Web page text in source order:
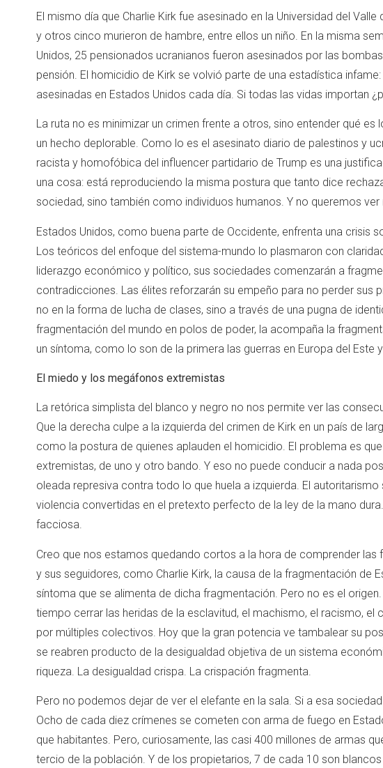
El mismo día que Charlie Kirk fue asesinado en la Universidad del
y otros cinco murieron de hambre, entre ellos un niño. En la misma
Unidos, 25 pensionados ucranianos fueron asesinados por las
pensión. El homicidio de Kirk se volvió parte de una estadística
asesinadas en Estados Unidos cada día. Si todas las vidas importan
La ruta no es minimizar un crimen frente a otros, sino entender qué es
un hecho deplorable. Como lo es el asesinato diario de palestinos y
racista y homofóbica del influencer partidario de Trump es una
una cosa: está reproduciendo la misma postura que tanto dice
sociedad, sino también como individuos humanos. Y no queremos
Estados Unidos, como buena parte de Occidente, enfrenta una crisis
Los teóricos del enfoque del sistema-mundo lo plasmaron con
liderazgo económico y político, sus sociedades comenzarán a
contradicciones. Las élites reforzarán su empeño para no perder sus
no en la forma de lucha de clases, sino a través de una pugna de
fragmentación del mundo en polos de poder, la acompaña la
un síntoma, como lo son de la primera las guerras en Europa del Este
El miedo y los megáfonos extremistas
La retórica simplista del blanco y negro no nos permite ver las
Que la derecha culpe a la izquierda del crimen de Kirk en un país de
como la postura de quienes aplauden el homicidio. El problema es
extremistas, de uno y otro bando. Y eso no puede conducir a nada
oleada represiva contra todo lo que huela a izquierda. El
violencia convertidas en el pretexto perfecto de la ley de la mano
facciosa.
Creo que nos estamos quedando cortos a la hora de comprender las
y sus seguidores, como Charlie Kirk, la causa de la fragmentación de
síntoma que se alimenta de dicha fragmentación. Pero no es el
tiempo cerrar las heridas de la esclavitud, el machismo, el racismo,
por múltiples colectivos. Hoy que la gran potencia ve tambalear su
se reabren producto de la desigualdad objetiva de un sistema
riqueza. La desigualdad crispa. La crispación fragmenta.
Pero no podemos dejar de ver el elefante en la sala. Si a esa
Ocho de cada diez crímenes se cometen con arma de fuego en
que habitantes. Pero, curiosamente, las casi 400 millones de armas
tercio de la población. Y de los propietarios, 7 de cada 10 son